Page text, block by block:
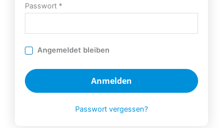
Passwort *
Angemeldet bleiben
Anmelden
Passwort vergessen?